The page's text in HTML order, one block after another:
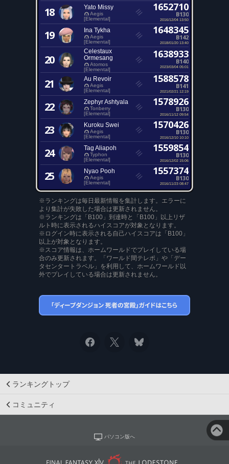
18 Yato Missy
Aegis
[Elemental]
1652710
B130
2016/12/04 13:50
19 Ina Tykha
Aegis
[Elemental]
1648345
B142
2018/01/20 13:40
20
Celestaux
Ormesang
Atomos
[Elemental]
1638933
B140
2023/03/04 05:01
21 Au Revoir
Aegis
[Elemental]
1588578
B141
2021/02/21 12:19
22 Zephyr Ashtyala
Tonberry
[Elemental]
1578926
B130
2016/11/12 09:54
23 Kuroku Swei
Aegis
[Elemental]
1570426
B130
2016/12/10 10:10
24 Tag Aliapoh
Typhon
[Elemental]
1559854
B130
2016/12/02 15:06
25 Nyao Pooh
Aegis
[Elemental]
1557374
B130
2016/11/23 08:47
※ランキングは毎日最新情報を集計します。エラーに
より集計が失敗した場合は更新されません。
※ランキングは「B100」到達時と「B100」以上リザ
ルト時に表示されるハイスコアが対象となります。
※ログイン時に表示される自己ハイスコアは「B100」
以上が対象となります。
※スコア情報は、ホームワールドでプレイしている場
合のみ更新されます。「ワールド間テレポ」や「デー
タセンタートラベル」を利用して、ホームワールド以
外でプレイしている場合は更新されません。
ランキングトップ
コミュニティ
パソコン版へ